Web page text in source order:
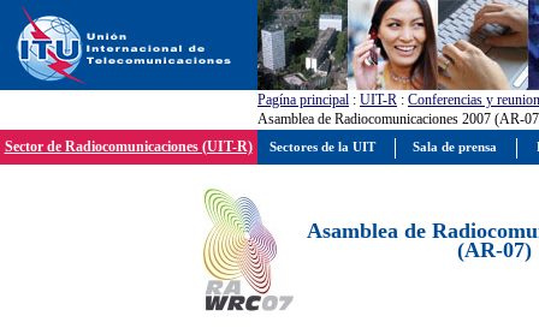
Pagína principal : UIT-R : Conferencias y
Asamblea de Radiocomunicaciones 2007 (AR-
Sector de Radiocomunicaciones (UIT-R)
Asamblea de
(AR-07)
Sectores de la UIT Sala de prensa